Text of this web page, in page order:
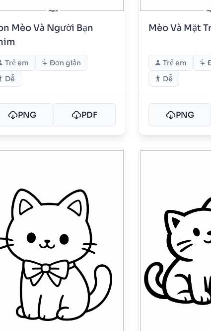
Mèo Và Người Bạn
Trẻ em
Đơn giản
Dễ
PNG PDF
Mèo Và Mặt
Trẻ em
Dễ
PNG